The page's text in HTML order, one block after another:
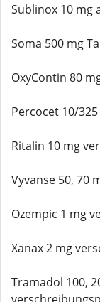
Sublinox 10 mg
Soma 500 mg
OxyContin 80
Percocet 10/
Ritalin 10 mg
Vyvanse 50, 70
Ozempic 1 mg
Xanax 2 mg
Tramadol 100,